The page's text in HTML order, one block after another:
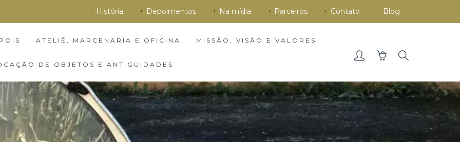
História Depoimentos Na mídia Parceiros Contato Blog
ATELIÊ, MARCENARIA E OFICINA MISSÃO, VISÃO E VALORES
DE OBJETOS E ANTIGUIDADES